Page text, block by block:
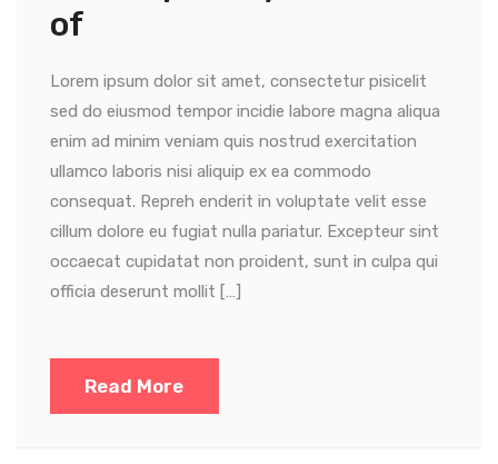
of
Lorem ipsum dolor sit amet, consectetur pisicelit
sed do eiusmod tempor incidie labore magna aliqua
enim ad minim veniam quis nostrud exercitation
ullamco laboris nisi aliquip ex ea commodo
consequat. Repreh enderit in voluptate velit esse
cillum dolore eu fugiat nulla pariatur. Excepteur sint
occaecat cupidatat non proident, sunt in culpa qui
officia deserunt mollit […]
Read More